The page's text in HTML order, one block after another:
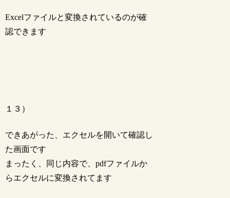
Excelファイルと変換されているのが確
認できます
１３）
できあがった、エクセルを開いて確認し
た画面です
まったく、同じ内容で、pdfファイルか
らエクセルに変換されてます